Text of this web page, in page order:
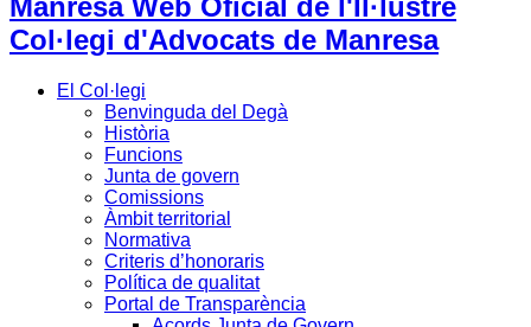
Manresa Web Oficial de l'Il·lustre
Col·legi d'Advocats de Manresa
El Col·legi
Benvinguda del Degà
Història
Funcions
Junta de govern
Comissions
Àmbit territorial
Normativa
Criteris d’honoraris
Política de qualitat
Portal de Transparència